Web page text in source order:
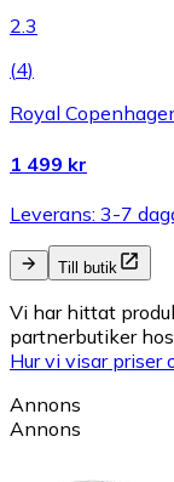
2.3
(4)
Royal
1 499 kr
Leverans: 3-7
Till butik
Vi har hittat
partnerbutiker
Hur vi visar priser
Annons
Annons